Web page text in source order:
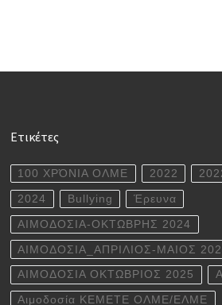
Ετικέτες
100 ΧΡΌΝΙΑ ΟΛΜΕ 2022
2024 Bullying Έρευνα
ΑΙΜΟΔΟΣΙΑ-ΟΚΤΩΒΡΗΣ 2024
ΑΙΜΟΔΟΣΙΑ_ΑΠΡΙΛΙΟΣ-ΜΑΙΟΣ
ΑΙΜΟΔΟΣΙΑ ΟΚΤΩΒΡΙΟΣ 2025
Αιμοδοσία ΚΕΜΕΤΕ ΟΛΜΕ/ΕΛΜΕ